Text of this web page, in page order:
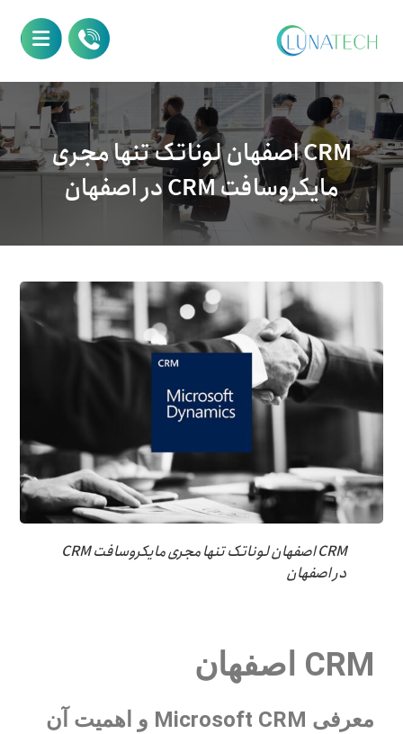
CRM اصفهان لوناتک تنها مجری
مایکروسافت CRM در اصفهان
CRM اصفهان لوناتک تنها مجری مایکروسافت CRM
در اصفهان
CRM اصفهان
معرفی Microsoft CRM و اهمیت آن